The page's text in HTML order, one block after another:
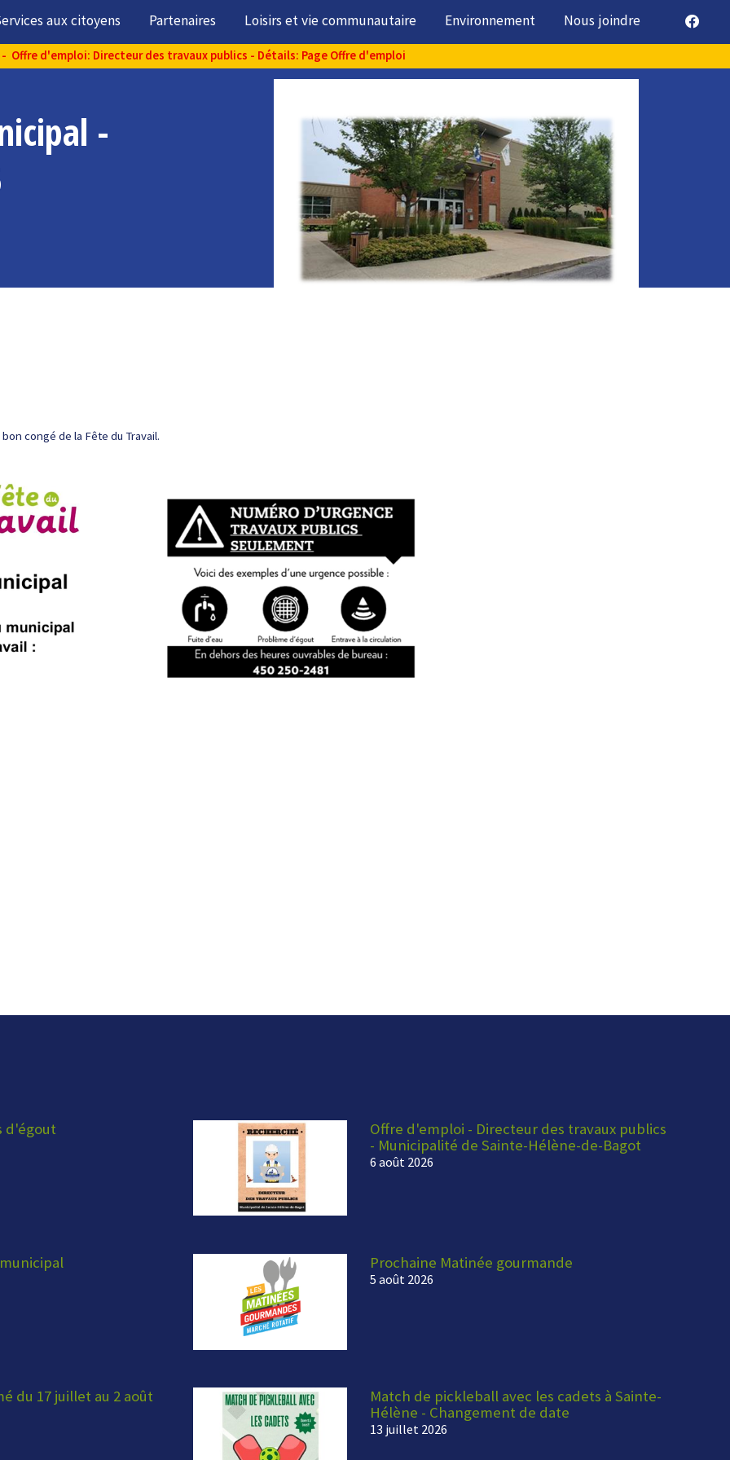
aux citoyens Partenaires Loisirs et vie communautaire Environnement Nous joindre
- Offre d'emploi: Directeur des travaux publics - Détails: Page Offre d'emploi
-
congé de la Fête du Travail.
d'égout
Offre d'emploi - Directeur des travaux publics
- Municipalité de Sainte-Hélène-de-Bagot
6 août 2026
Prochaine Matinée gourmande
5 août 2026
du 17 juillet au 2 août
Match de pickleball avec les cadets à Sainte-
Hélène - Changement de date
13 juillet 2026